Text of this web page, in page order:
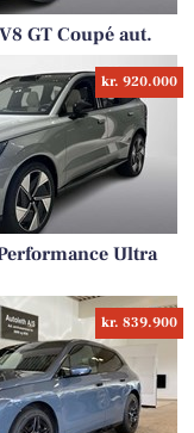
GT Coupé aut.
kr. 920.000
Ultra
kr. 839.900